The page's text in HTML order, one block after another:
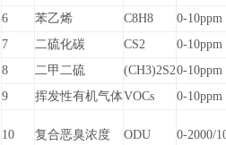
6
苯乙烯 C8H8 0-10ppm
7
二硫化碳 CS2 0-10ppm
8
二甲二硫 (CH3)2S20-10ppm
9
挥发性有机气体VOCs 0-10ppm
10 复合恶臭浓度 ODU 0-2000/